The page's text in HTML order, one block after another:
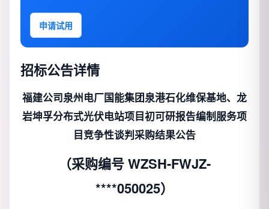
申请试用
招标公告详情
福建公司泉州电厂国能集团泉港石化维保基地、龙
岩坤孚分布式光伏电站项目初可研报告编制服务项
目竞争性谈判采购结果公告
（采购编号 WZSH-FWJZ-
****050025）